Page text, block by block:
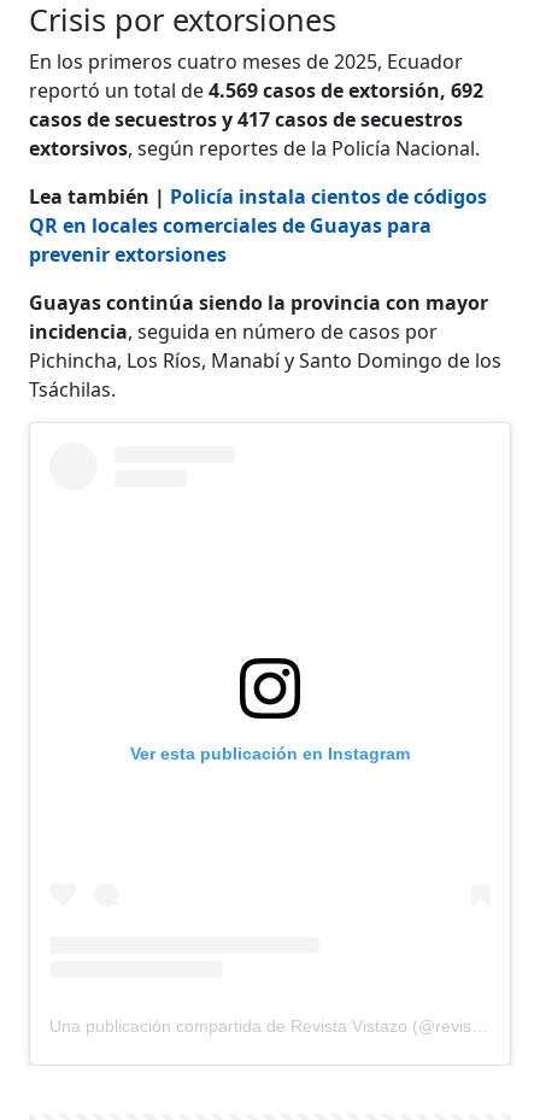
Crisis por extorsiones
En los primeros cuatro meses de 2025, Ecuador
reportó un total de4.569 casos de extorsión, 692
casos de secuestros y 417 casos de secuestros
extorsivos, según reportes de la Policía Nacional.
Lea también | Policía instala cientos de códigos
QR en locales comerciales de Guayas para
prevenir extorsiones
Guayas continúa siendo la provincia con mayor
incidencia, seguida en número de casos por
Pichincha, Los Ríos, Manabí y Santo Domingo de los
Tsáchilas.
Ver esta publicación en Instagram